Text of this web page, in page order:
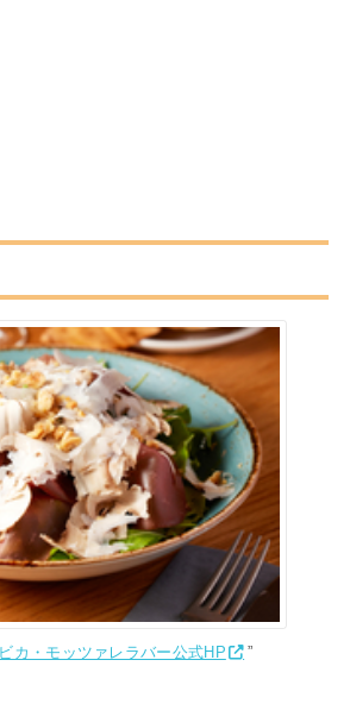
カ・モッツァレラバー公式HP ”